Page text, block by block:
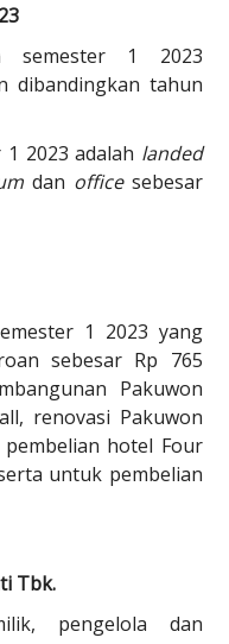
semester 1 2023
dibandingkan tahun
2023 adalah landed
dan office sebesar
1 2023 yang
sebesar Rp 765
Pakuwon
renovasi Pakuwon
hotel Four
untuk pembelian
Tbk.
pengelola dan